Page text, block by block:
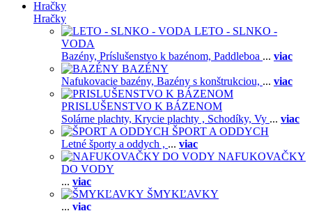
Hračky
Hračky
LETO - SLNKO -
VODA
Bazény, Príslušenstvo k bazénom, Paddleboa ... viac
BAZÉNY
Nafukovacie bazény, Bazény s konštrukciou, ... viac
PRISLUŠENSTVO K BÁZENOM
Solárne plachty, Krycie plachty , Schodíky, Vy ... viac
ŠPORT A ODDYCH
Letné športy a oddych , ... viac
NAFUKOVAČKY
DO VODY
... viac
ŠMYKĽAVKY
... viac